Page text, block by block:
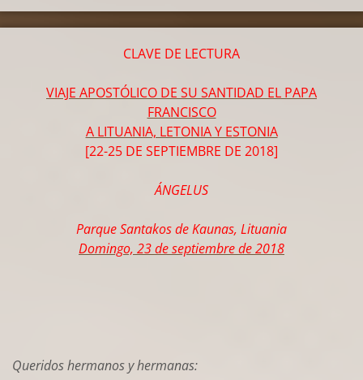
CLAVE DE LECTURA
VIAJE APOSTÓLICO DE SU SANTIDAD EL PAPA
FRANCISCO
A LITUANIA, LETONIA Y ESTONIA
[22-25 DE SEPTIEMBRE DE 2018]
ÁNGELUS
Parque Santakos de Kaunas, Lituania
Domingo, 23 de septiembre de 2018
Queridos hermanos y hermanas: